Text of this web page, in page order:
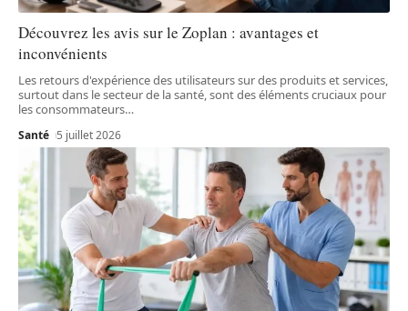
Découvrez les avis sur le Zoplan : avantages et
inconvénients
Les retours d'expérience des utilisateurs sur des produits et services,
surtout dans le secteur de la santé, sont des éléments cruciaux pour
les consommateurs…
Santé 5 juillet 2026